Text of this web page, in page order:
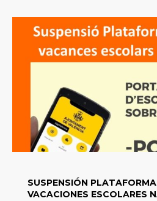
SUSPENSIÓN
VACACIONES ESCOLARES